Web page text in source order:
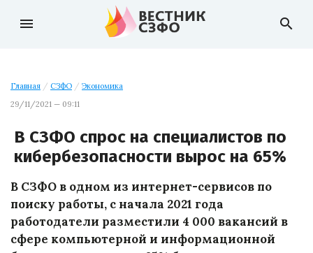
menu search
Главная / СЗФО / Экономика
29/11/2021 — 09:11
В СЗФО спрос на специалистов по
кибербезопасности вырос на 65%
В СЗФО в одном из интернет-сервисов по
поиску работы, с начала 2021 года
работодатели разместили 4 000 вакансий в
сфере компьютерной и информационной